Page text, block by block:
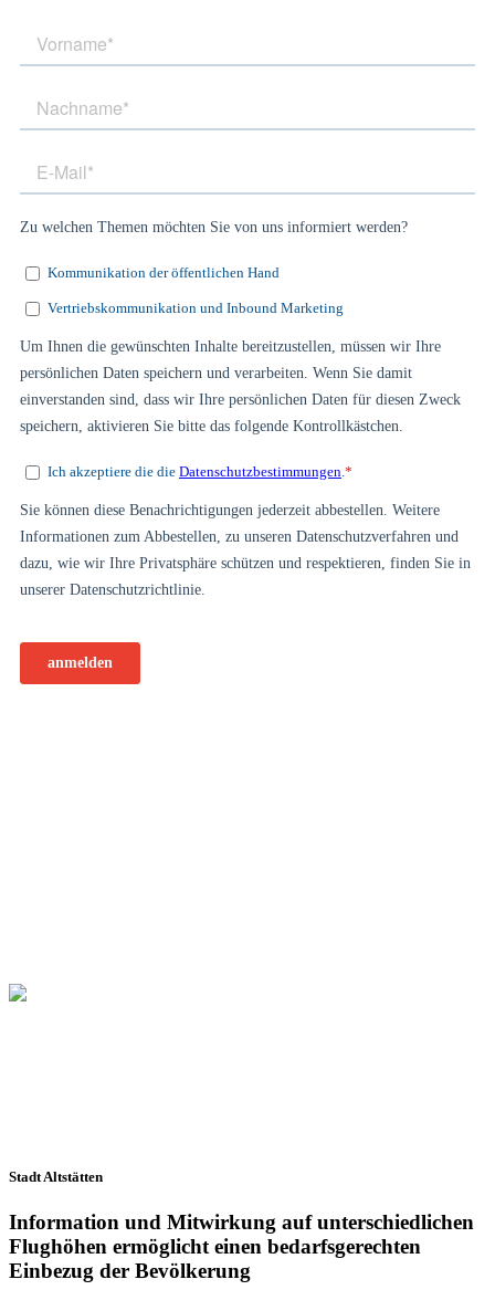
Stadt Altstätten
Information und Mitwirkung auf unterschiedlichen
Flughöhen ermöglicht einen bedarfs­gerechten
Einbezug der Bevölkerung